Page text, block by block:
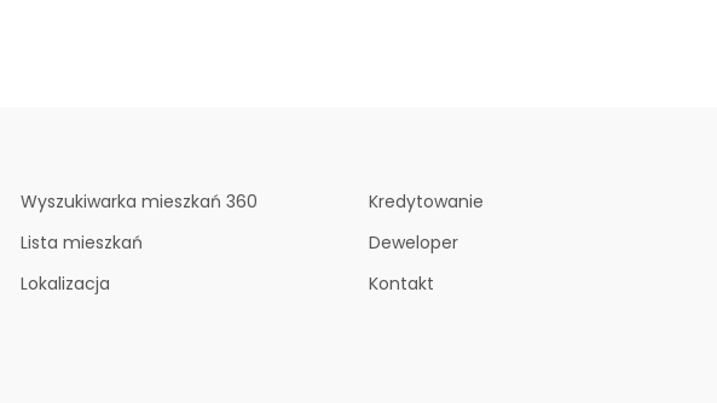
Wyszukiwarka mieszkań 360
Lista mieszkań
Lokalizacja
Kredytowanie
Deweloper
Kontakt